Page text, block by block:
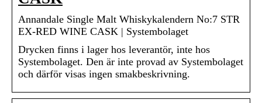
Annandale Single Malt Whiskykalendern No:7 STR
EX-RED WINE CASK | Systembolaget
Drycken finns i lager hos leverantör, inte hos
Systembolaget. Den är inte provad av Systembolaget
och därför visas ingen smakbeskrivning.